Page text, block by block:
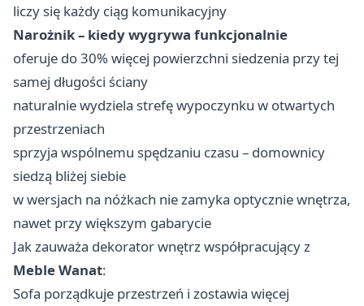
liczy się każdy ciąg komunikacyjny
Narożnik – kiedy wygrywa funkcjonalnie
oferuje do 30% więcej powierzchni siedzenia przy tej
samej długości ściany
naturalnie wydziela strefę wypoczynku w otwartych
przestrzeniach
sprzyja wspólnemu spędzaniu czasu – domownicy
siedzą bliżej siebie
w wersjach na nóżkach nie zamyka optycznie wnętrza,
nawet przy większym gabarycie
Jak zauważa dekorator wnętrz współpracujący z
Meble Wanat:
Sofa porządkuje przestrzeń i zostawia więcej